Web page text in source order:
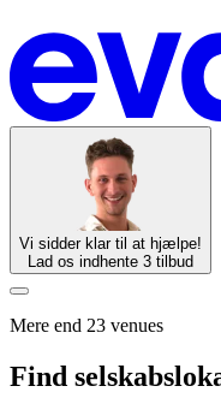
Vi sidder klar til at hjælpe!
Lad os indhente 3 tilbud
Mere end 23 venues
Find